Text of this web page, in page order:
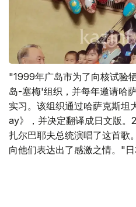
"1999年广岛市为了向核试验
岛-塞梅'组织，并每年邀请哈
实习。该组织通过哈萨克斯坦
ay》，并决定翻译成日文版。
扎尔巴耶夫总统演唱了这首歌
向他们表达出了感激之情。"日